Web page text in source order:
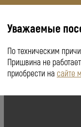
КУПИТЬ БИЛЕТ
Уважаемые
По техническим
Пришвина не
приобрести на сайте